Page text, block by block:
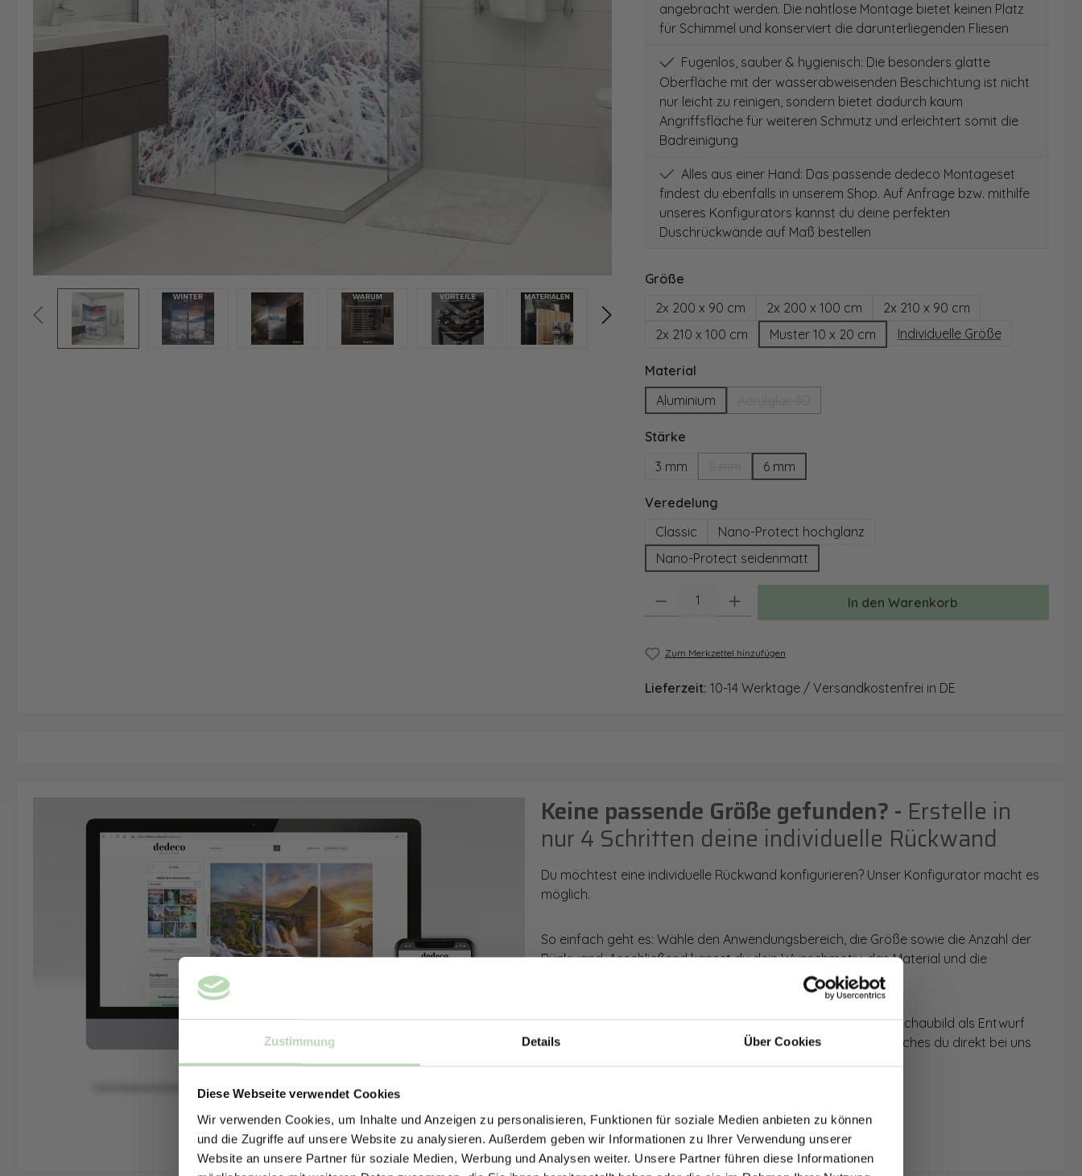
Zustimmung Details Über Cookies
Diese Webseite verwendet Cookies
Wir verwenden Cookies, um Inhalte und Anzeigen zu personalisieren, Funktionen für soziale Medien anbieten zu können
und die Zugriffe auf unsere Website zu analysieren. Außerdem geben wir Informationen zu Ihrer Verwendung unserer
Website an unsere Partner für soziale Medien, Werbung und Analysen weiter. Unsere Partner führen diese Informationen
angebracht werden. Die nahtlose Montage bietet keinen Platz
für Schimmel und konserviert die darunterliegenden Fliesen
Fugenlos, sauber & hygienisch: Die besonders glatte
Oberfläche mit der wasserabweisenden Beschichtung ist nicht
nur leicht zu reinigen, sondern bietet dadurch kaum
Angriffsfläche für weiteren Schmutz und erleichtert somit die
Badreinigung
Alles aus einer Hand: Das passende dedeco Montageset
findest du ebenfalls in unserem Shop. Auf Anfrage bzw. mithilfe
unseres Konfigurators kannst du deine perfekten
Duschrückwände auf Maß bestellen
Größeauswählen
2x 200 x 90 cm
2x 200 x 100 cm
2x 210 x 90 cm
2x 210 x 100 cm
Muster 10 x 20 cm Individuelle Größe
Materialauswählen
Aluminium
Stärkeauswählen
3 mm
(Diese Option ist zurzeit nicht verfügbar.)
6 mm
Veredelungauswählen
Classic
Nano-Protect hochglanz
Nano-Protect seidenmatt
Produkt Anzahl: Gib den gewünschten Wert ein oder benutze die Schaltflächen
In den Warenkorb
Zum Merkzettel hinzufügen
Lieferzeit: 10-14 Werktage / Versandkostenfrei in DE
Keine passende Größe gefunden? - Erstelle in
nur 4 Schritten deine individuelle Rückwand
Du möchtest eine individuelle Rückwand konfigurieren? Unser Konfigurator macht es
möglich.
So einfach geht es: Wähle den Anwendungsbereich, die Größe sowie die Anzahl der
Rückwand. Anschließend kannst du dein Wunschmotiv, das Material und die
Mithilfe unseres Konfigurators werden dir die Rückwände im Schaubild als Entwurf
dargestellt. Parallel erhältst du dein individuelles Angebot, welches du direkt bei uns
bestellen kannst.
Zum Konfigurator
Jetzt zum Newsletter anmelden.